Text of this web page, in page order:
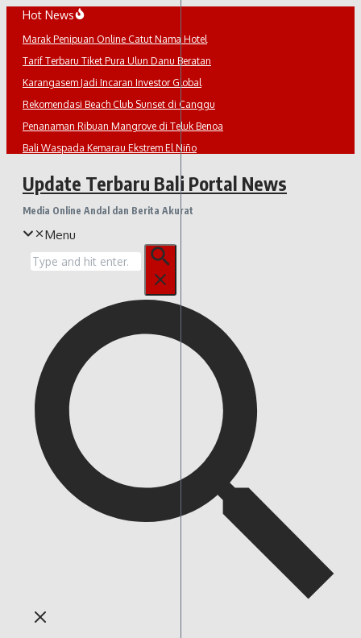
Lewati
konten
Hot News
Marak Penipuan Online Catut Nama Hotel
Tarif Terbaru Tiket Pura Ulun Danu Beratan
Karangasem Jadi Incaran Investor Global
Rekomendasi Beach Club Sunset di Canggu
Penanaman Ribuan Mangrove di Teluk Benoa
Bali Waspada Kemarau Ekstrem El Niño
Update Terbaru Bali Portal News
Media Online Andal dan Berita Akurat
Menu
Pencarian
untuk: